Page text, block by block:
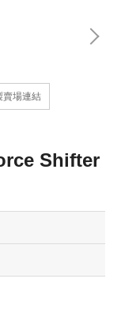
賣場連結
Shifter